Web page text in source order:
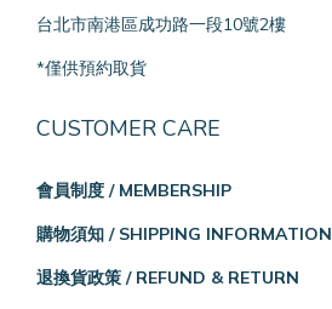
台北市南港區成功路一段10號2樓
*僅供預約取貨
CUSTOMER CARE
會員制度 / MEMBERSHIP
購物須知 / SHIPPING INFORMATION
退換貨政策 / REFUND & RETURN